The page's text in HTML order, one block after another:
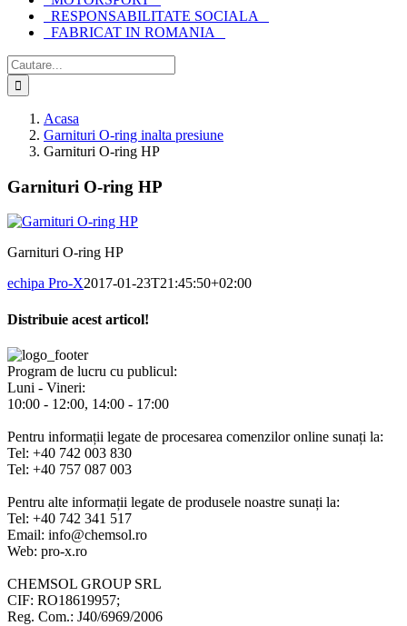
RESPONSABILITATE SOCIALA
FABRICAT IN ROMANIA
Cautare...
Acasa
Garnituri O-ring inalta presiune
Garnituri O-ring HP
Garnituri O-ring HP
Garnituri O-ring HP
echipa Pro-X2017-01-23T21:45:50+02:00
Distribuie acest articol!
Facebook
X
Pinterest
E-
mail:
Program de lucru cu publicul:
Luni - Vineri:
10:00 - 12:00, 14:00 - 17:00
Pentru informații legate de procesarea comenzilor online sunați la:
Tel: +40 742 003 830
Tel: +40 757 087 003
Pentru alte informații legate de produsele noastre sunați la:
Tel: +40 742 341 517
Email: info@chemsol.ro
Web: pro-x.ro
CHEMSOL GROUP SRL
CIF: RO18619957;
Reg. Com.: J40/6969/2006